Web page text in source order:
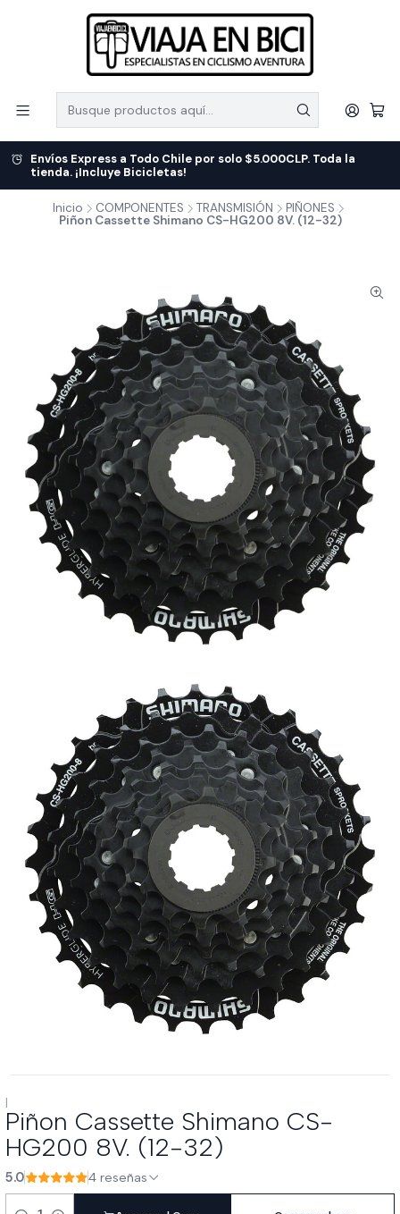
Envíos Express a Todo Chile por solo $5.000CLP. Toda la
tienda. ¡Incluye Bicicletas!
Inicio COMPONENTES TRANSMISIÓN
PIÑONES
Piñon Cassette Shimano CS-HG200 8V. (12-32)
|
Piñon Cassette Shimano CS-
HG200 8V. (12-32)
5.0 4 reseñas